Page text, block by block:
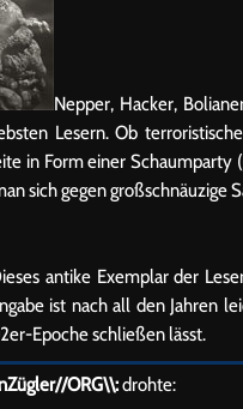
Nepper, Hacker,
Lesern. Ob
in Form einer Schaumparty
sich gegen
antike Exemplar der
ist nach all den Jahren
Epoche schließen lässt.
ORG\\:drohte: